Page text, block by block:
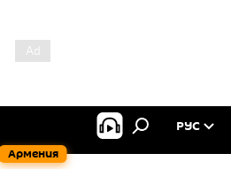
Армения
РУС